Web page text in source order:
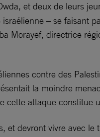
et deux de leurs
– se faisant
Morayef, directrice
contre des
la moindre
cette attaque constitue
devront vivre avec le